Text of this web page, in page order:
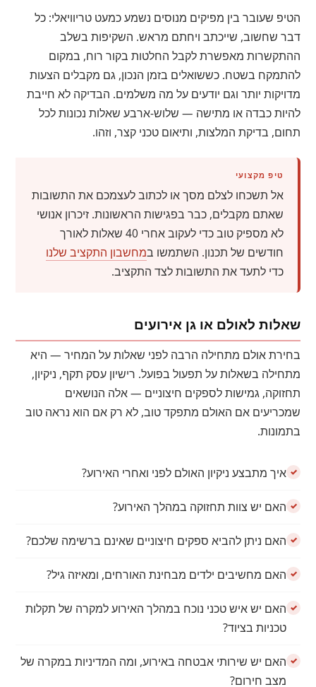
הטיפ שעובר בין מפיקים מנוסים נשמע כמעט טריוויאלי: כל
דבר שחשוב, שייכתב ויחתם מראש. השקיפות בשלב
ההתקשרות מאפשרת לקבל החלטות בקור רוח, במקום
להתמקח בשטח. כששואלים בזמן הנכון, גם מקבלים הצעות
מדויקות יותר וגם יודעים על מה משלמים. הבדיקה לא חייבת
להיות כבדה או מתישה — שלוש-ארבע שאלות נכונות לכל
תחום, בדיקת המלצות, ותיאום טכני קצר, וזהו.
טיפ מקצועי
אל תשכחו לצלם מסך או לכתוב לעצמכם את התשובות
שאתם מקבלים, כבר בפגישות הראשונות. זיכרון אנושי
לא מספיק טוב כדי לעקוב אחרי 40 שאלות לאורך
חודשים של תכנון. השתמשו במחשבון התקציב שלנו
כדי לתעד את התשובות לצד התקציב.
שאלות לאולם או גן אירועים
בחירת אולם מתחילה הרבה לפני שאלות על המחיר — היא
מתחילה בשאלות על תפעול בפועל. רישיון עסק תקף, ניקיון,
תחזוקה, גמישות לספקים חיצוניים — אלה הנושאים
שמכריעים אם האולם מתפקד טוב, לא רק אם הוא נראה טוב
בתמונות.
איך מתבצע ניקיון האולם לפני ואחרי האירוע?
האם יש צוות תחזוקה במהלך האירוע?
האם ניתן להביא ספקים חיצוניים שאינם ברשימה שלכם?
האם מחשיבים ילדים מבחינת האורחים, ומאיזה גיל?
האם יש איש טכני נוכח במהלך האירוע למקרה של תקלות
טכניות בציוד?
האם יש שירותי אבטחה באירוע, ומה המדיניות במקרה של
מצב חירום?